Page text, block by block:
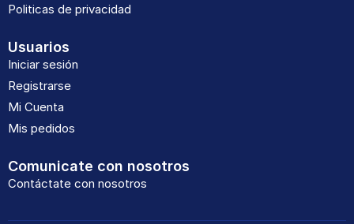
Politicas de privacidad
Usuarios
Iniciar sesión
Registrarse
Mi Cuenta
Mis pedidos
Comunicate con nosotros
Contáctate con nosotros